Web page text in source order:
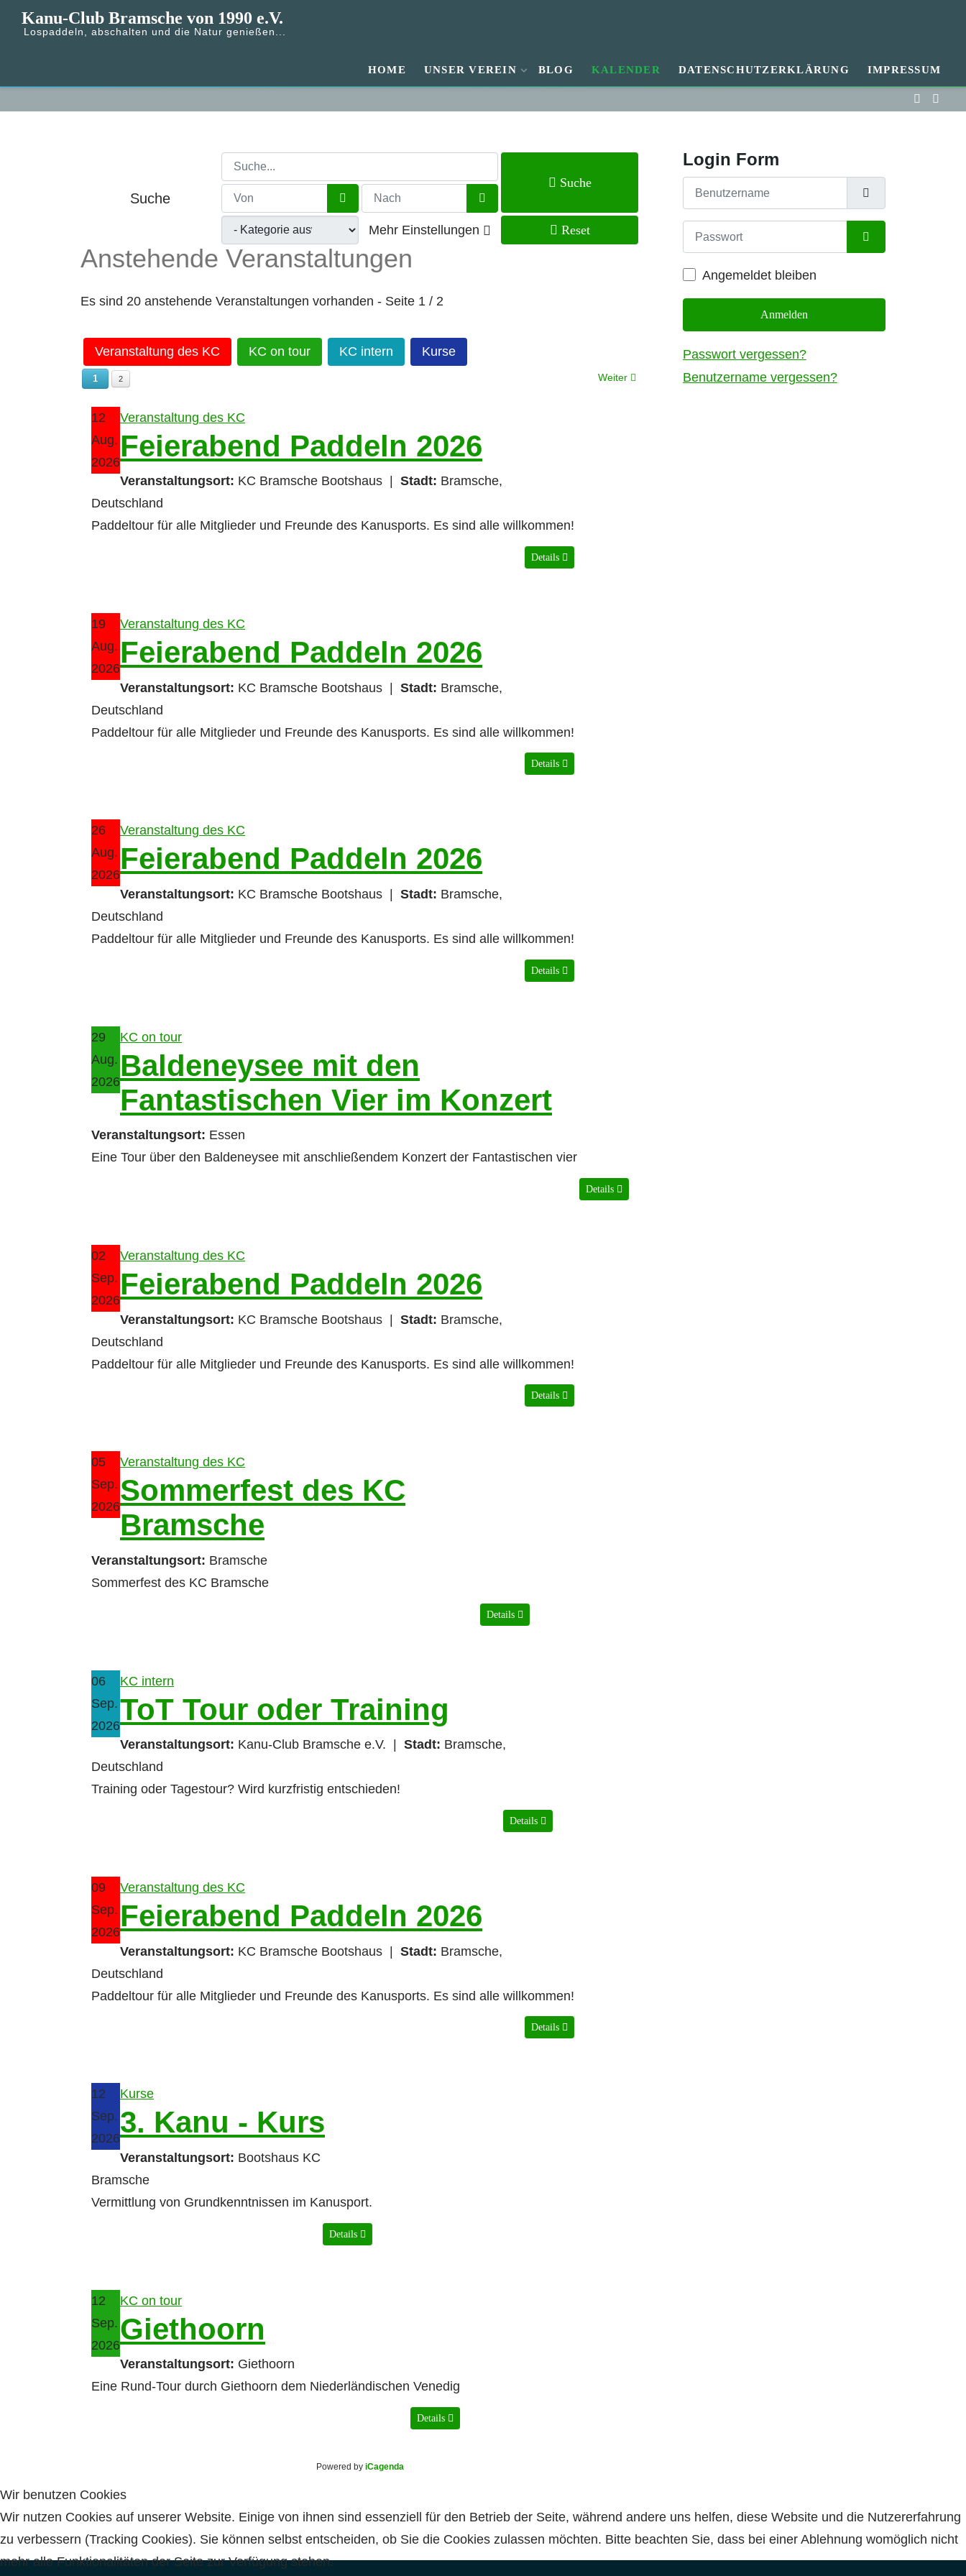
Kanu-Club Bramsche von 1990 e.V.
Lospaddeln, abschalten und die Natur genießen...
HOME UNSER VEREIN BLOG KALENDER DATENSCHUTZERKLÄRUNG IMPRESSUM
Login Form
Benutzername
Passwort
Passwort anzeigen
Angemeldet bleiben
Anmelden
Passwort vergessen?
Benutzername vergessen?
Suche
Kalender öffnen Kalender öffnen
Mehr Einstellungen
Suche
Reset
Anstehende Veranstaltungen
Es sind 20 anstehende Veranstaltungen vorhanden - Seite 1 / 2
Veranstaltung des KC KC on tour KC intern Kurse
1 2 Weiter
12
Aug.
2026
Veranstaltung des KC
Feierabend Paddeln 2026
Veranstaltungsort: KC Bramsche Bootshaus Stadt: Bramsche,
Deutschland
Paddeltour für alle Mitglieder und Freunde des Kanusports. Es sind alle willkommen!
Details
19
Aug.
2026
Veranstaltung des KC
Feierabend Paddeln 2026
Veranstaltungsort: KC Bramsche Bootshaus | Stadt: Bramsche,
Deutschland
Paddeltour für alle Mitglieder und Freunde des Kanusports. Es sind alle willkommen!
Details
26
Aug.
2026
Veranstaltung des KC
Feierabend Paddeln 2026
Veranstaltungsort: KC Bramsche Bootshaus | Stadt: Bramsche,
Deutschland
Paddeltour für alle Mitglieder und Freunde des Kanusports. Es sind alle willkommen!
Details
29
Aug.
2026
KC on tour
Baldeneysee mit den
Fantastischen Vier im Konzert
Veranstaltungsort: Essen
Eine Tour über den Baldeneysee mit anschließendem Konzert der Fantastischen vier
Details
02
Sep.
2026
Veranstaltung des KC
Feierabend Paddeln 2026
Veranstaltungsort: KC Bramsche Bootshaus | Stadt: Bramsche,
Deutschland
Paddeltour für alle Mitglieder und Freunde des Kanusports. Es sind alle willkommen!
Details
05
Sep.
2026
Veranstaltung des KC
Sommerfest des KC
Bramsche
Veranstaltungsort: Bramsche
Sommerfest des KC Bramsche
Details
06
Sep.
2026
KC intern
ToT Tour oder Training
Veranstaltungsort: Kanu-Club Bramsche e.V. Stadt: Bramsche,
Deutschland
Training oder Tagestour? Wird kurzfristig entschieden!
Details
09
Sep.
2026
Veranstaltung des KC
Feierabend Paddeln 2026
Veranstaltungsort: KC Bramsche Bootshaus | Stadt: Bramsche,
Deutschland
Paddeltour für alle Mitglieder und Freunde des Kanusports. Es sind alle willkommen!
Details
12
Sep.
2026
Kurse
3. Kanu - Kurs
Veranstaltungsort: Bootshaus KC
Bramsche
Vermittlung von Grundkenntnissen im Kanusport.
Details
12
Sep.
2026
KC on tour
Giethoorn
Veranstaltungsort: Giethoorn
Eine Rund-Tour durch Giethoorn dem Niederländischen Venedig
Details
Powered by iCagenda
Wir benutzen Cookies
Wir nutzen Cookies auf unserer Website. Einige von ihnen sind essenziell für den Betrieb der Seite, während andere uns helfen, diese Website und die Nutzererfahrung
zu verbessern (Tracking Cookies). Sie können selbst entscheiden, ob Sie die Cookies zulassen möchten. Bitte beachten Sie, dass bei einer Ablehnung womöglich nicht
mehr alle Funktionalitäten der Seite zur Verfügung stehen.